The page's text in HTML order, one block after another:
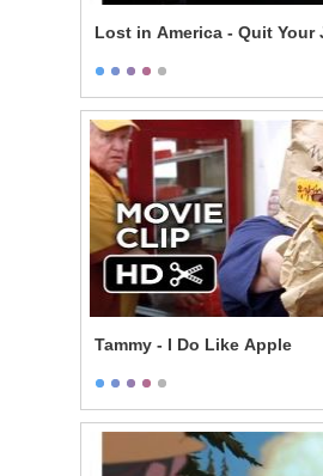
Lost in America - Quit Your
Tammy - I Do Like Apple